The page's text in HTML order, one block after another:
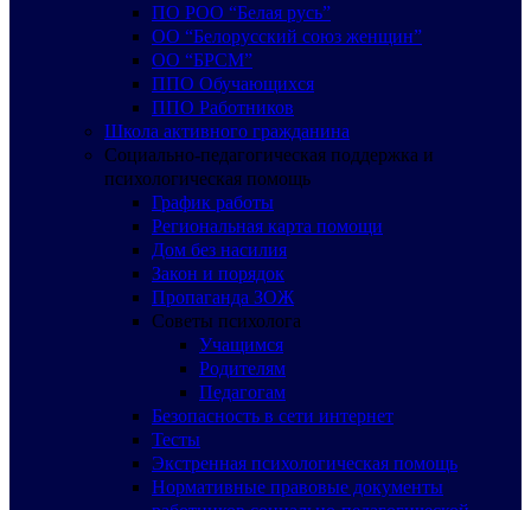
ПО РОО “Белая русь”
ОО “Белорусский союз женщин”
ОО “БРСМ”
ППО Обучающихся
ППО Работников
Школа активного гражданина
Социально-педагогическая поддержка и
психологическая помощь
График работы
Региональная карта помощи
Дом без насилия
Закон и порядок
Пропаганда ЗОЖ
Советы психолога
Учащимся
Родителям
Педагогам
Безопасность в сети интернет
Тесты
Экстренная психологическая помощь
Нормативные правовые документы